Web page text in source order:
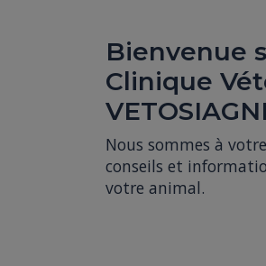
Bienvenue
Clinique
Nous sommes à
conseils et
votre animal.